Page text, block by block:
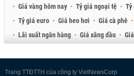
Giá vàng hôm nay Tỷ giá ngoại tệ Tỷ
Tỷ giá euro
Giá heo hơi Giá cà phê
Lãi suất ngân hàng
Giá xăng dầu
Trang TTĐTTH của công ty VietNewsCorp